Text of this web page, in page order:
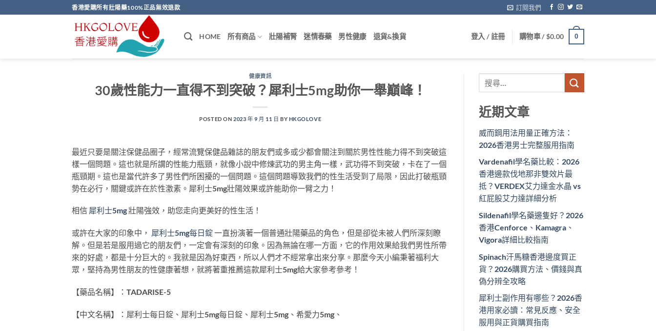
to
香港愛購所有壯陽藥100%正品無效退款 訂閱我們
HOME 所有商品 壯陽補腎 迷情春藥 男性健康 退貨&換貨 登入 / 註冊 購物車 /$0.00 0
健康資訊
30歲性能力一直得不到突破？犀利士5mg助你一舉巔峰！
POSTED ON 2023 年 9 月 11 日 BY HKGOLOVE
最近只要是關注保健品圈子，經常流覽保健品雜誌的朋友們或多或少都會關注到關於男性性能力得不到突破這
樣一個問題。這也就是所謂的性能力瓶頸，就像小說中修煉武功的男主角一樣，武功得不到突破，卡在了一個
瓶頸期。這也是當代許多了男性們所困擾的一個問題。這個問題導致我們的性生活受到了局限，因此打破瓶頸
勢在必行，關鍵或許在於性激素。犀利士5mg壯陽效果或許能助你一臂之力！
相信 犀利士5mg壯陽強效，助您走向更美好的性生活！
或許在大家的印象中， 犀利士5mg每日錠 一直扮演著一個普通壯陽藥品的角色，但是卻從未被人們所深刻瞭
解。但是若是服用過它的朋友們，一定會有深刻的印象。因為無論在哪一方面，它的作用效果給我們男性所帶
來的好處，都是十分巨大的。我就是因為好東西，所以人們才不經常拿出來分享。那麼今天小編秉著福利大
眾，堅持為男性朋友的性健康著想，就將著重推薦這款犀利士5mg給大家參考參考！
【藥品名稱】：TADARISE-5
【中文名稱】：犀利士每日錠、犀利士5mg每日錠、犀利士5mg、希愛力5mg、
近期文章
威而鋼用法用量正確方法：
2026香港男士完整服用指南
Vardenafil學名藥比較：2026
香港邊款伐地那非雙效片最
抵？VERDEX艾力達金水晶 vs
紅屁股艾力達詳細分析
Sildenafil學名藥邊隻好？2026
香港Cenforce、Kamagra、
Vigora詳細比較指南
Spinach汗馬糖香港邊度買正
貨？2026購買方法、價錢與真
偽分辨全攻略
犀利士副作用有哪些？2026香
港用家必讀：常見反應、安全
服用與正貨購買指南